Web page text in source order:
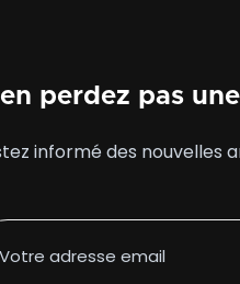
perdez pas
informé des nouvelles